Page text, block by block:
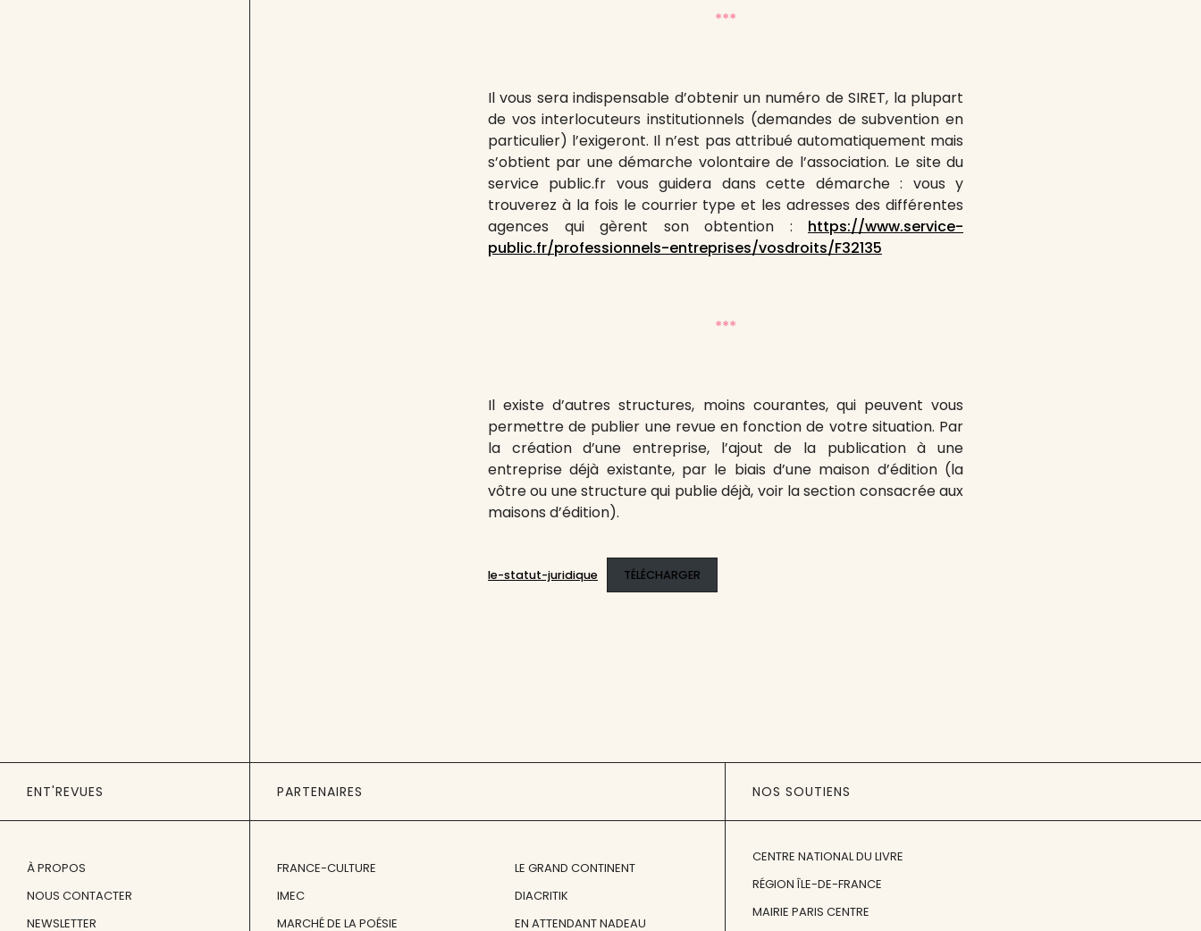
***
Il vous sera indispensable d’obtenir un numéro de SIRET, la plupart
de vos interlocuteurs institutionnels (demandes de subvention en
particulier) l’exigeront. Il n’est pas attribué automatiquement mais
s’obtient par une démarche volontaire de l’association. Le site du
service public.fr vous guidera dans cette démarche : vous y
trouverez à la fois le courrier type et les adresses des différentes
agences qui gèrent son obtention :
https://www.service-
public.fr/professionnels-entreprises/vosdroits/F32135
***
Il existe d’autres structures, moins courantes, qui peuvent vous
permettre de publier une revue en fonction de votre situation. Par
la création d’une entreprise, l’ajout de la publication à une
entreprise déjà existante, par le biais d’une maison d’édition (la
vôtre ou une structure qui publie déjà, voir la section consacrée aux
maisons d’édition).
le-statut-juridique TÉLÉCHARGER
ENT'REVUES
À PROPOS
NOUS CONTACTER
NEWSLETTER
PARTENAIRES
FRANCE-CULTURE
IMEC
MARCHÉ DE LA POÉSIE
LE GRAND CONTINENT
DIACRITIK
EN ATTENDANT NADEAU
NOS SOUTIENS
CENTRE NATIONAL DU LIVRE
RÉGION ÎLE-DE-FRANCE
MAIRIE PARIS CENTRE